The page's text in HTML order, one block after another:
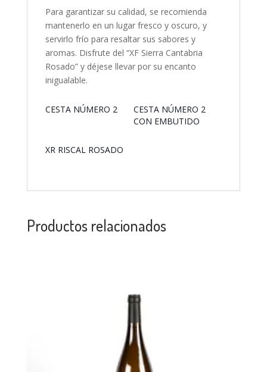
Para garantizar su calidad, se recomienda
mantenerlo en un lugar fresco y oscuro, y
servirlo frío para resaltar sus sabores y
aromas. Disfrute del “XF Sierra Cantabria
Rosado” y déjese llevar por su encanto
inigualable.
CESTA NÚMERO 2
CESTA NÚMERO 2
CON EMBUTIDO
XR RISCAL ROSADO
Productos relacionados